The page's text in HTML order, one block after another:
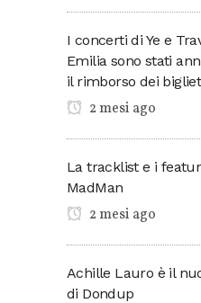
I concerti di Ye e
Emilia sono stati
il rimborso dei
2 mesi ago
La tracklist e i
MadMan
2 mesi ago
Achille Lauro è il
di Dondup